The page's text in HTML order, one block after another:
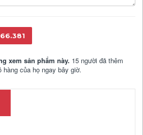
xem sản phẩm này. 15 người đã thêm
hàng của họ ngay bây giờ.